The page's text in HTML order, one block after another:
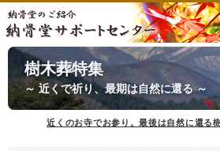
樹木葬特集
～ 近くで祈り、最期は自然に還る ～
近くのお寺でお参り。最後は自然に還る